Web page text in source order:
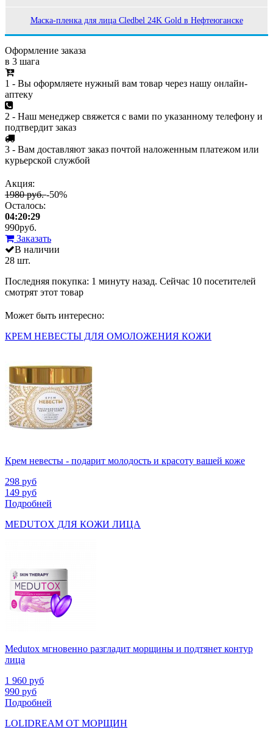
Маска-пленка для лица Cledbel 24K Gold в Нефтеюганске
Оформление заказа
в 3 шага
1 - Вы оформляете нужный вам товар через нашу онлайн-
аптеку
2 - Наш менеджер свяжется с вами по указанному телефону и
подтвердит заказ
3 - Вам доставляют заказ почтой наложенным платежом или
курьерской службой
Акция:
1980 руб.-50%
Осталось:
04:20:29
990руб.
Заказать
В наличии
28 шт.
Последняя покупка: 1 минуту назад. Сейчас 10 посетителей
смотрят этот товар
Может быть интересно:
КРЕМ НЕВЕСТЫ ДЛЯ ОМОЛОЖЕНИЯ КОЖИ
Крем невесты - подарит молодость и красоту вашей коже
298 руб
149 руб
Подробней
MEDUTOX ДЛЯ КОЖИ ЛИЦА
Medutox мгновенно разгладит морщины и подтянет контур
лица
1 960 руб
990 руб
Подробней
LOLIDREAM ОТ МОРЩИН